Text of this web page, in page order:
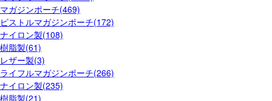
マガジンポーチ(469)
ピストルマガジンポーチ(172)
ナイロン製(108)
樹脂製(61)
レザー製(3)
ライフルマガジンポーチ(266)
ナイロン製(235)
樹脂製(21)